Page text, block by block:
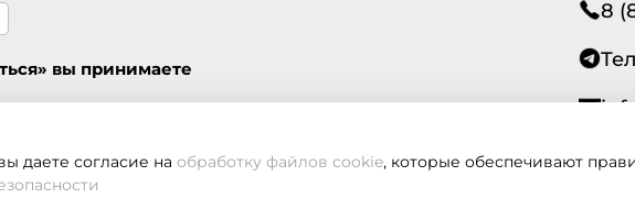
вы принимаете
8
даете согласие на обработку файлов cookie, которые обеспечивают